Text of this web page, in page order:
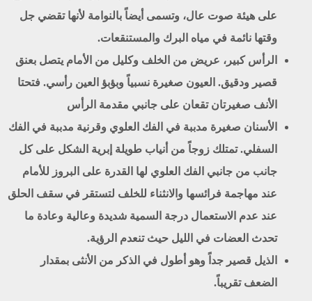
على هيئة صوت عال، وتسمى أيضاً بالنوامة لأنها تقضي جل
وقتها نائمة في مياه البرك والمستنقعات.
الرأس كبير، عريض من الخلف وكليل من الأمام يتصل بعنق
قصير ودقيق. العيون صغيرة نسبياً وبؤبؤ العين رأسي. فتحتا
الأنف صغيرتان تقعان على جانبي مقدمة الرأس
الأسنان صغيرة مدببة في الفك العلوي وقرنية مدببة في الفك
السفلي. تمتلك زوجاً من أنياب طويلة إبرية الشكل على كل
جانب من جانبي الفك العلوي لها القدرة على البروز للأمام
عند مهاجمة فرائسها والانثناء للخلف لتستقر في سقف الحلق
عند عدم الاستعمال درجة السمية شديدة وعالية وعادة ما
تحدث العضات في الليل حيث تنعدم الرؤية.
الذيل قصير جداً وهو أطول في الذكر من الأنثى بمقدار
الضعف تقريباً.